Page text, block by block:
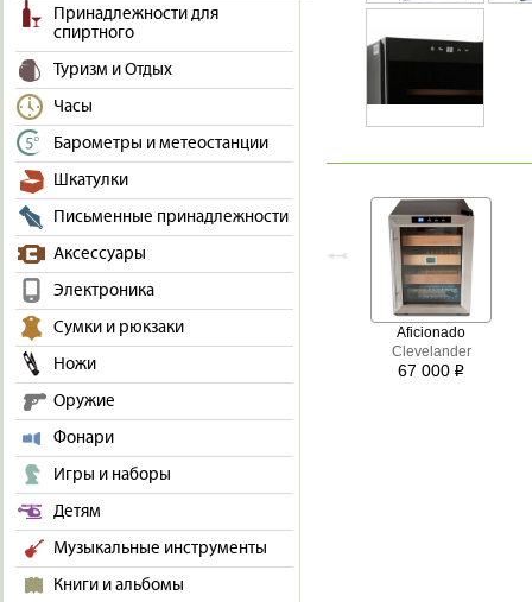
Принадлежности для
спиртного
Туризм и Отдых
Часы
Барометры и метеостанции
Шкатулки
Письменные принадлежности
Аксессуары
Электроника
Сумки и рюкзаки
Ножи
Оружие
Фонари
Игры и наборы
Детям
Музыкальные инструменты
Книги и альбомы
Aficionado
Clevelander
67 000 i